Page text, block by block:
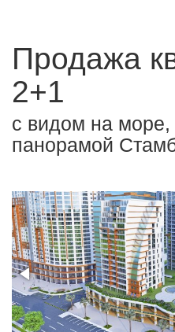
Продажа
2+1
с видом на море,
панорамой